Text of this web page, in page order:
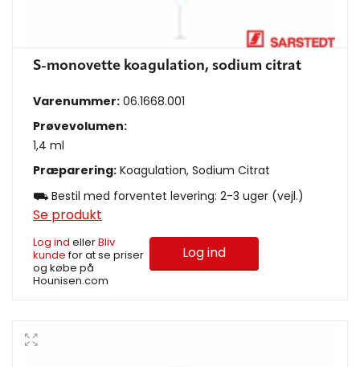
S-monovette koagulation, sodium citrat
Varenummer: 06.1668.001
Prøvevolumen:
1,4 ml
Præparering: Koagulation, Sodium Citrat
⛟ Bestil med forventet levering: 2-3 uger (vejl.)
Se produkt
Log ind ellerBliv
kundefor at se priser
og købe på
Hounisen.com
Log ind